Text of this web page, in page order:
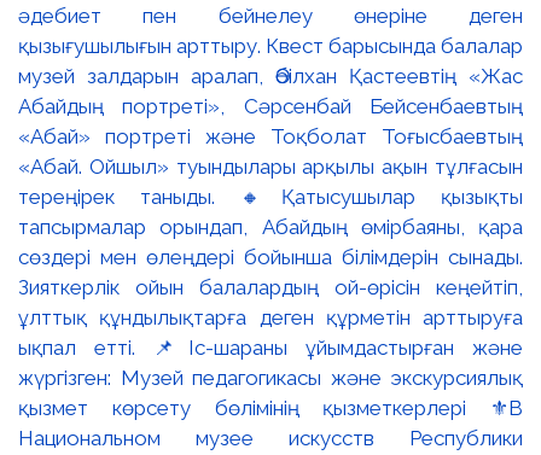
әдебиет пен бейнелеу өнеріне деген
қызығушылығын арттыру. Квест барысында балалар
музей залдарын аралап, Әбілхан Қастеевтің «Жас
Абайдың портреті», Сәрсенбай Бейсенбаевтың
«Абай» портреті және Тоқболат Тоғысбаевтың
«Абай. Ойшыл» туындылары арқылы ақын тұлғасын
тереңірек таныды. 🔸Қатысушылар қызықты
тапсырмалар орындап, Абайдың өмірбаяны, қара
сөздері мен өлеңдері бойынша білімдерін сынады.
Зияткерлік ойын балалардың ой-өрісін кеңейтіп,
ұлттық құндылықтарға деген құрметін арттыруға
ықпал етті. 📌Іс-шараны ұйымдастырған және
жүргізген: Музей педагогикасы және экскурсиялық
қызмет көрсету бөлімінің қызметкерлері ⚜️В
Национальном музее искусств Республики